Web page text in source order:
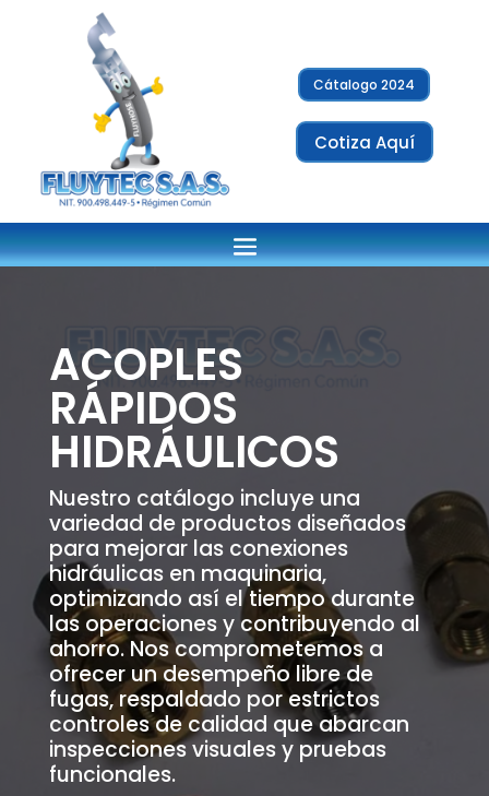
Cátalogo 2024
Cotiza Aquí
ACOPLES
RÁPIDOS
HIDRÁULICOS
Nuestro catálogo incluye una
variedad de productos diseñados
para mejorar las conexiones
hidráulicas en maquinaria,
optimizando así el tiempo durante
las operaciones y contribuyendo al
ahorro. Nos comprometemos a
ofrecer un desempeño libre de
fugas, respaldado por estrictos
controles de calidad que abarcan
inspecciones visuales y pruebas
funcionales.